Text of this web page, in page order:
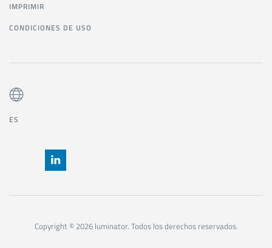
IMPRIMIR
CONDICIONES DE USO
ES
Copyright © 2026 luminator. Todos los derechos reservados.